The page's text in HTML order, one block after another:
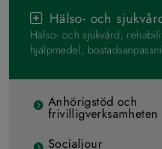
Hälso- och
Hälso- och sjukvård,
hjälpmedel,
Anhörigstöd och
frivilligverksamheten
Socialjour